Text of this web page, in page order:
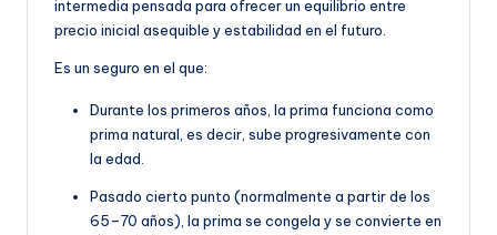
intermedia pensada para ofrecer un equilibrio entre
precio inicial asequible y estabilidad en el futuro.
Es un seguro en el que:
Durante los primeros años, la prima funciona como
prima natural, es decir, sube progresivamente con
la edad.
Pasado cierto punto (normalmente a partir de los
65–70 años), la prima se congela y se convierte en